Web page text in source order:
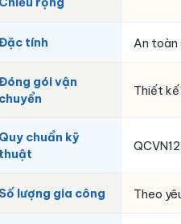
tính An toàn
gói vận
chuyển
Thiết
Quy chuẩn kỹ
thuật
Số lượng gia công Theo